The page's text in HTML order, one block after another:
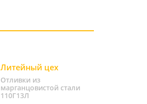
Литейный цех
Отливки из
марганцовистой стали
110Г13Л